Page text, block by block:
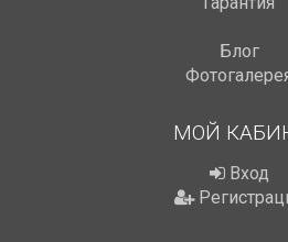
Блог
МОЙ
Вход